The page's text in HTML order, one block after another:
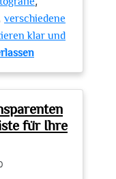
verschiedene
klar und
zu
transparenten
Preisliste
für Ihre